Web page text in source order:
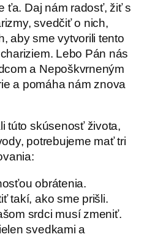
ťa. Daj nám radosť, žiť s
svedčiť o nich,
aby sme vytvorili tento
Lebo Pán nás
a Nepoškvrneným
a pomáha nám znova
túto skúsenosť života,
potrebujeme mať tri
obrátenia.
takí, ako sme prišli.
srdci musí zmeniť.
svedkami a